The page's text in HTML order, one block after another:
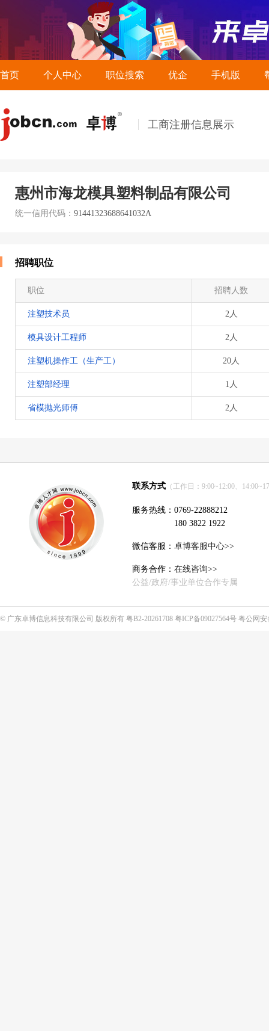
首页 个人中心 职位搜索 优企 手机版
工商注册信息展示
惠州市海龙模具塑料制品有限公司
统一信用代码： 91441323688641032A
招聘职位
职位 招聘人数
注塑技术员 2人
模具设计工程师 2人
注塑机操作工（生产工） 20人
注塑部经理 1人
省模抛光师傅 2人
联系方式 （工作日：9:00~12:00、
服务热线：0769-22888212
180 3822 1922
微信客服： 卓博客服中心>>
商务合作： 在线咨询>>
公益/政府/事业单位合作专属
© 广东卓博信息科技有限公司 版权所有 粤B2-20261708 粤ICP备09027564号 粤公网安